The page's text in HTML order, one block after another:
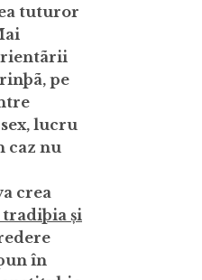
tuturor
pe
lucru
caz nu
crea
și
în